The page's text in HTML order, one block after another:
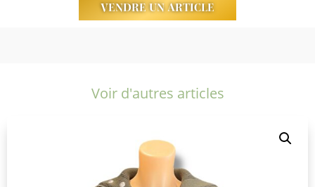
VENDRE UN ARTICLE
Voir d'autres articles